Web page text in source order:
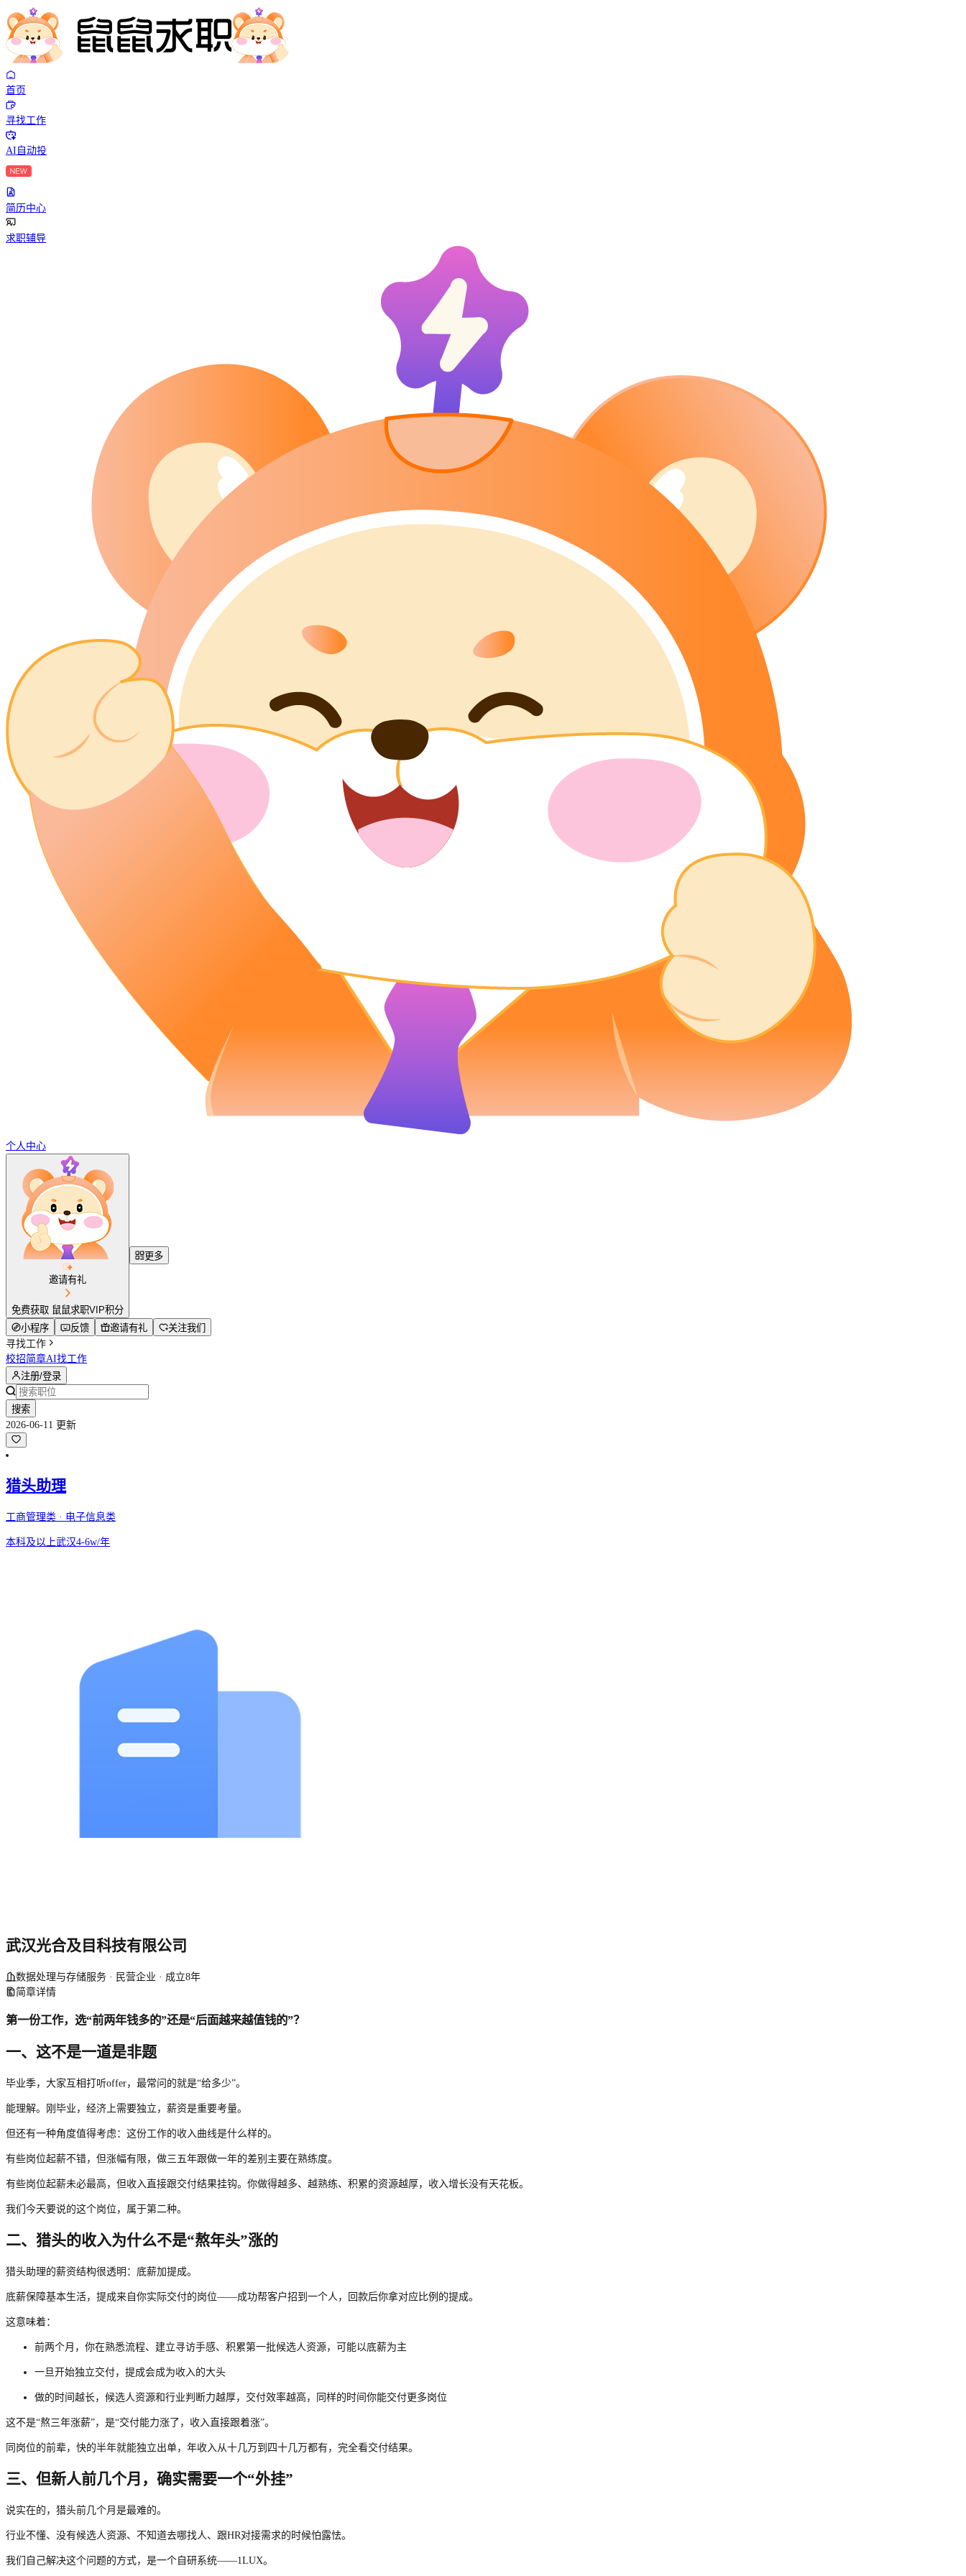
首页
寻找工作
AI自动投
简历中心
求职辅导
个人中心
邀请有礼
免费获取 鼠鼠求职VIP积分
更多
小程序 反馈 邀请有礼
关注我们
寻找工作
校招简章AI找工作
注册/登录
搜索
2026-06-11 更新
猎头助理
工商管理类 · 电子信息类
本科及以上武汉4-6w/年
武汉光合及目科技有限公司
数据处理与存储服务 · 民营企业 · 成立8年
简章详情
第一份工作，选“前两年钱多的”还是“后面越来越值钱的”？
一、这不是一道是非题
毕业季，大家互相打听offer，最常问的就是“给多少”。
能理解。刚毕业，经济上需要独立，薪资是重要考量。
但还有一种角度值得考虑：这份工作的收入曲线是什么样的。
有些岗位起薪不错，但涨幅有限，做三五年跟做一年的差别主要在熟练度。
有些岗位起薪未必最高，但收入直接跟交付结果挂钩。你做得越多、越熟练、积累的资源越厚，收入增长没有天花板。
我们今天要说的这个岗位，属于第二种。
二、猎头的收入为什么不是“熬年头”涨的
猎头助理的薪资结构很透明：底薪加提成。
底薪保障基本生活，提成来自你实际交付的岗位——成功帮客户招到一个人，回款后你拿对应比例的提成。
这意味着：
前两个月，你在熟悉流程、建立寻访手感、积累第一批候选人资源，可能以底薪为主
一旦开始独立交付，提成会成为收入的大头
做的时间越长，候选人资源和行业判断力越厚，交付效率越高，同样的时间你能交付更多岗位
这不是“熬三年涨薪”，是“交付能力涨了，收入直接跟着涨”。
同岗位的前辈，快的半年就能独立出单，年收入从十几万到四十几万都有，完全看交付结果。
三、但新人前几个月，确实需要一个“外挂”
说实在的，猎头前几个月是最难的。
行业不懂、没有候选人资源、不知道去哪找人、跟HR对接需求的时候怕露怯。
我们自己解决这个问题的方式，是一个自研系统——1LUX。